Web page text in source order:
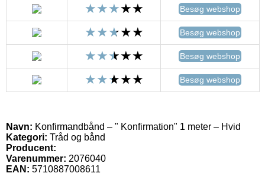
Besøg webshop
Besøg webshop
Besøg webshop
Besøg webshop
Navn: Konfirmandbånd – " Konfirmation" 1 meter – Hvid
Kategori: Tråd og bånd
Producent:
Varenummer: 2076040
EAN: 5710887008611